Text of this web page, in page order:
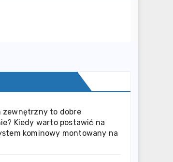
zewnętrzny to dobre
Kiedy warto postawić na
kominowy montowany na